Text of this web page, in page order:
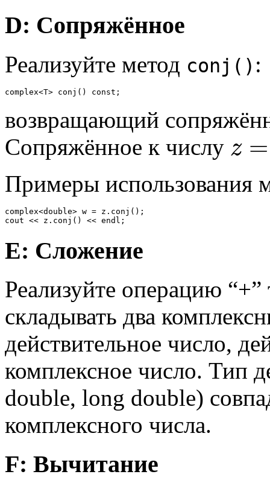
D: Сопряжённое
Реализуйте метод conj() :
возвращающий
Сопряжённое к числу z =
Примеры использования
complex<double> w = z.conj();
E: Сложение
Реализуйте операцию
складывать два
действительное число,
комплексное число. Тип
double, long double)
комплексного числа.
F: Вычитание